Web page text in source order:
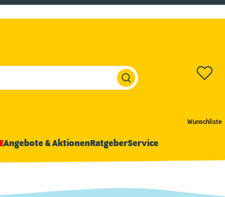
Wunschliste
Angebote & AktionenRatgeberService